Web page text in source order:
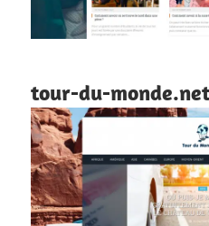
tour-du-monde.net